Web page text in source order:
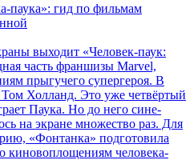
паука»: гид по фильмам
выходит «Человек-паук:
часть франшизы Marvel,
прыгучего супергероя. В
Холланд. Это уже четвёртый
Паука. Но до него сине-
на экране множество раз. Для
«Фонтанка» подготовила
киновоплощениям человека-